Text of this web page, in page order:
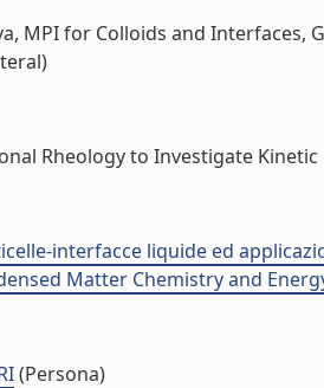
MPI for Colloids and
Rheology to Investigate
interfacce liquide ed
Matter Chemistry and
(Persona)